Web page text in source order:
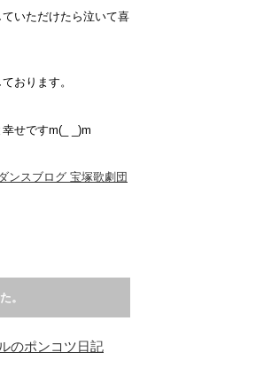
いただけたら泣いて喜
おります。
せですm(_ _)m
。
のポンコツ日記